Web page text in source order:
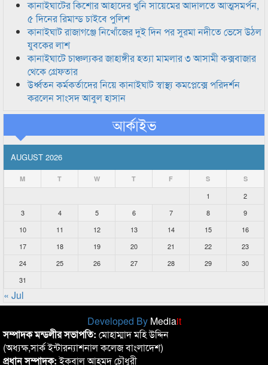
কানাইঘাটের কিশোর আহাদের খুনি সায়েমের আদালতে আত্মসমর্পন,
৫ দিনের রিমান্ড চাইবে পুলিশ
কানাইঘাট রাজাগঞ্জে নিখোঁজের দুই দিন পর সুরমা নদীতে ভেসে উঠল
যুবকের লাশ
কানাইঘাটে চাঞ্চল্যকর জাহাঙ্গীর হত্যা মামলার ৩ আসামী কক্সবাজার
থেকে গ্রেফতার
উর্ধ্বতন কর্মকর্তাদের নিয়ে কানাইঘাট স্বাস্থ্য কমপ্লেক্সে পরিদর্শন
করলেন সাংসদ আবুল হাসান
আর্কাইভ
AUGUST 2026
M T W T F S S
1
2
3
4 5 6 7 8
9
10
11 12 13 14 15
16
17
18 19 20 21 22
23
24
25 26 27 28 29
30
31
« Jul
Developed By Mediait
সম্পাদক মন্ডলীর সভাপতি: মোহাম্মাদ মহি উদ্দিন
(অধ্যক্ষ,সার্ক ইন্টারন্যাশনাল কলেজ বাংলাদেশ)
প্রধান সম্পাদক:ইকবাল আহমদ চৌধুরী